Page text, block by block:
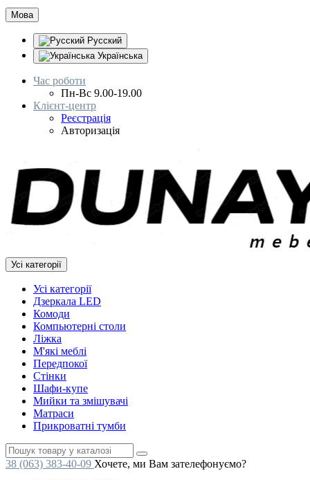
Мова
Русский
Українська
Час роботи
Пн-Вс 9.00-19.00
Клієнт-центр
Реєстрація
Авторизація
Усі категорії
Усі категорії
Дзеркала LED
Комоди
Компьютерні столи
Ліжка
М'які меблі
Передпокої
Стінки
Шафи-купе
Мийки та змішувачі
Матраси
Прикроватні тумби
38 (063) 383-40-09 Хочете, ми Вам зателефонуємо?